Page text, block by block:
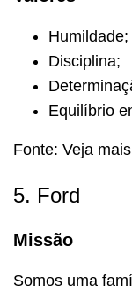
Humildade;
Disciplina;
Equilíbrio
Fonte: Veja mais
5. Ford
Missão
Somos uma